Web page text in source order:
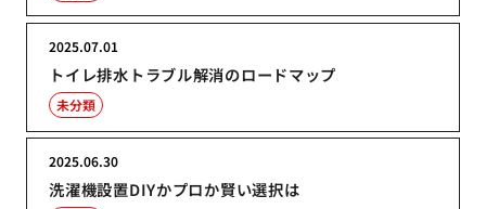
トイレ排水トラブル解消のロードマップ
2025.07.01
未分類
洗濯機設置DIYかプロか賢い選択は
2025.06.30